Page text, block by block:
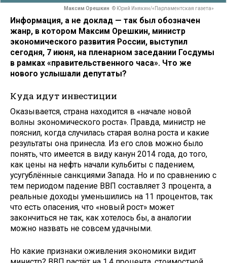
Максим Орешкин © Юрий Инякин/«Парламентская газета»
Информация, а не доклад — так был обозначен
жанр, в котором Максим Орешкин, министр
экономического развития России, выступил
сегодня, 7 июня, на пленарном заседании Госдумы
в рамках «правительственного часа». Что же
нового услышали депутаты?
Куда идут инвестиции
Оказывается, страна находится в «начале новой
волны экономического роста». Правда, министр не
пояснил, когда случилась старая волна роста и какие
результаты она принесла. Из его слов можно было
понять, что имеется в виду канун 2014 года, до того,
как цены на нефть начали кульбиты с падением,
усугублённые санкциями Запада. Но и по сравнению с
тем периодом падение ВВП составляет 3 процента, а
реальные доходы уменьшились на 11 процентов, так
что есть опасения, что «новый рост» может
закончиться не так, как хотелось бы, а аналогии
можно назвать не совсем удачными.
Но какие признаки оживления экономики видит